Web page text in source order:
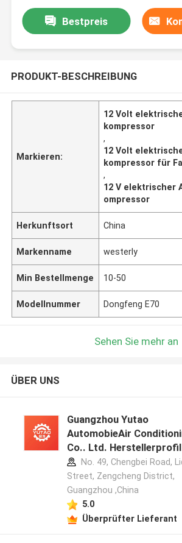
Bestpreis
PRODUKT-BESCHREIBUNG
Markieren:
12 Volt
kompressor
,
12 Volt
kompressor für
,
12 V elektrischer
ompressor
Herkunftsort China
Markenname westerly
Min Bestellmenge 10-50
Modellnummer Dongfeng E70
Sehen Sie mehr an
ÜBER UNS
Guangzhou Yutao
AutomobieAir
Co.. Ltd. Herstellerprofil
No. 49, Chengbei Road,
Street, Zengcheng District,
Guangzhou ,China
5.0
Überprüfter Lieferant